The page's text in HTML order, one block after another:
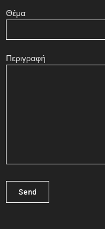
Θέμα
Περιγραφή